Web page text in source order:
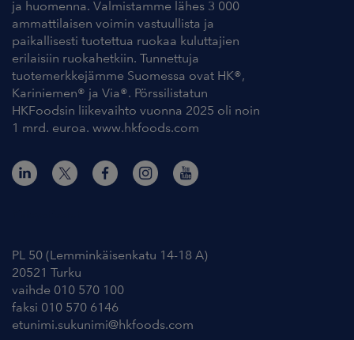
ja huomenna. Valmistamme lähes 3 000
ammattilaisen voimin vastuullista ja
paikallisesti tuotettua ruokaa kuluttajien
erilaisiin ruokahetkiin. Tunnettuja
tuotemerkkejämme Suomessa ovat HK®,
Kariniemen® ja Via®. Pörssilistatun
HKFoodsin liikevaihto vuonna 2025 oli noin
1 mrd. euroa. www.hkfoods.com
PL 50 (Lemminkäisenkatu 14-18 A)
20521 Turku
vaihde 010 570 100
faksi 010 570 6146
etunimi.sukunimi@hkfoods.com